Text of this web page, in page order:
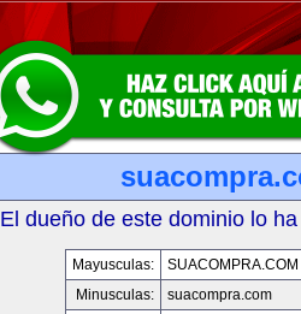
El dueño de este dominio lo
Mayusculas:
SUACOMPRA.COM
Minusculas:
suacompra.com